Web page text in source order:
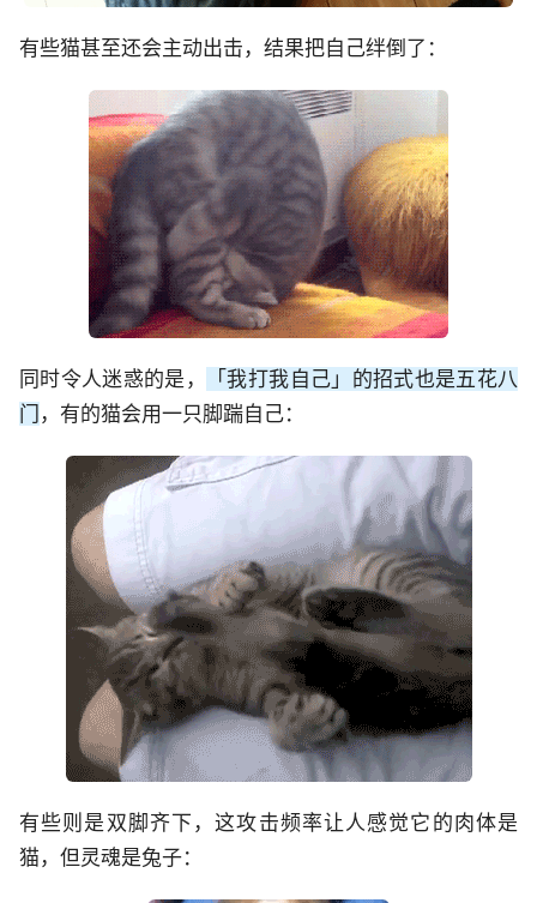
有些猫甚至还会主动出击，结果把自己绊倒了：
同时令人迷惑的是，
「我打我自己」的招式也是五花八
门 ，有的猫会用一只脚踹自己：
有些则是双脚齐下，这攻击频率让人感觉它的肉体是
猫，但灵魂是兔子：